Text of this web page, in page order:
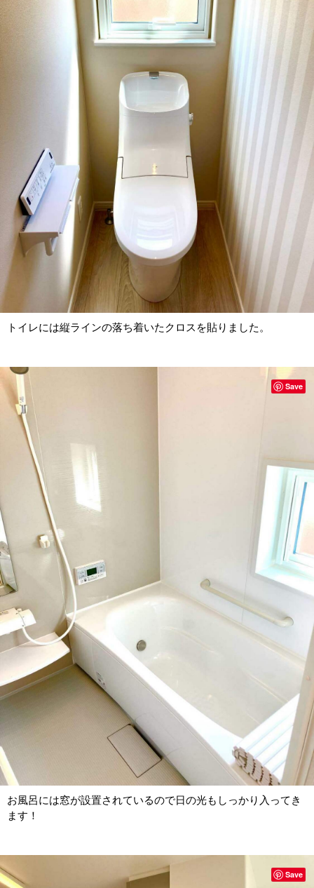
トイレには縦ラインの落ち着いたクロスを貼りました。
お風呂には窓が設置されているので日の光もしっかり入ってき
ます！
Save
Save